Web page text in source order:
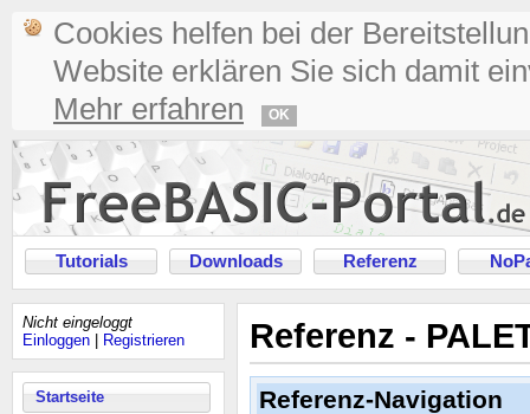
Cookies helfen bei der
Website erklären Sie sich damit
Mehr erfahren
OK
Tutorials Downloads Referenz
Nicht eingeloggt
Einloggen
Registrieren
Startseite
Referenz -
Referenz-Navigation